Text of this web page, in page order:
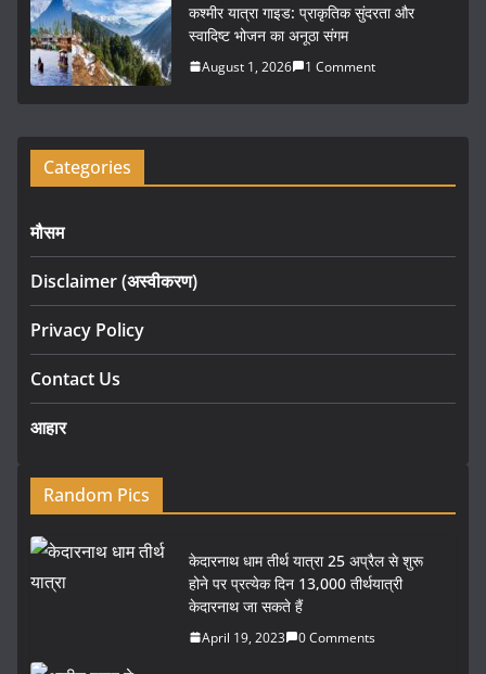
कश्मीर यात्रा गाइड: प्राकृतिक सुंदरता और
स्वादिष्ट भोजन का अनूठा संगम
August 1, 2026 1 Comment
Categories
मौसम
Disclaimer (अस्वीकरण)
Privacy Policy
Contact Us
आहार
Random Pics
केदारनाथ धाम तीर्थ यात्रा 25 अप्रैल से शुरू
होने पर प्रत्येक दिन 13,000 तीर्थयात्री
केदारनाथ जा सकते हैं
April 19, 2023 0 Comments